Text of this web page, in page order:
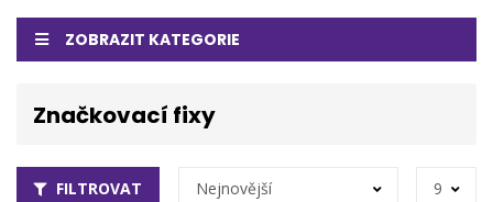
ZOBRAZIT KATEGORIE
Značkovací fixy
FILTROVAT Nejnovější 9